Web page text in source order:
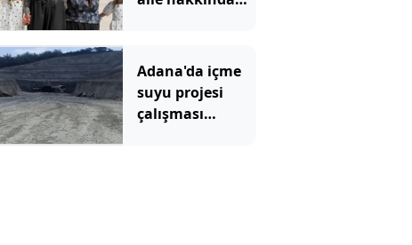
Adana'da içme
suyu projesi
çalışması